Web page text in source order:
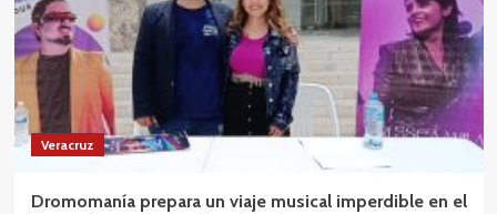
Veracruz
Dromomanía prepara un viaje musical imperdible en el